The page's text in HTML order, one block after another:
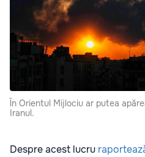
În Orientul Mijlociu ar putea
Iranul.
Despre acest lucru